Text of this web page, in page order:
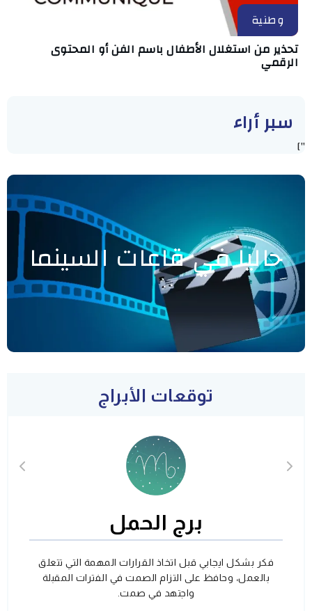
وطنية
تحذير من استغلال الأطفال باسم الفن أو المحتوى
الرقمي
سبر أراء
"]
حاليا في قاعات السينما
توقعات الأبراج
برج الحمل
فكر بشكل ايجابي قبل اتخاذ القرارات المهمة التي تتعلق
بالعمل، وحافظ على التزام الصمت في الفترات المقبلة
واجتهد في صمت.